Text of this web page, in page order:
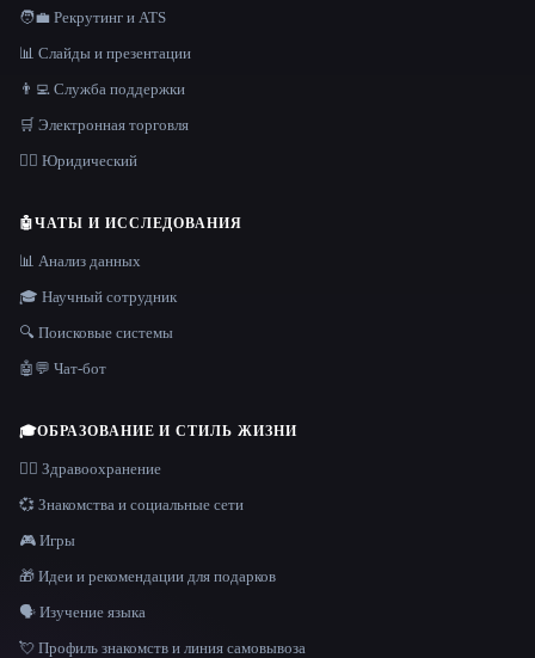
🧑‍💼 Рекрутинг и ATS
📊 Слайды и презентации
👨‍💻 Служба поддержки
🛒 Электронная торговля
👩‍⚖️ Юридический
🤖ЧАТЫ И ИССЛЕДОВАНИЯ
📊 Анализ данных
🎓 Научный сотрудник
🔍 Поисковые системы
🤖💬 Чат-бот
🎓ОБРАЗОВАНИЕ И СТИЛЬ ЖИЗНИ
👩‍⚕️ Здравоохранение
💞 Знакомства и социальные сети
🎮 Игры
🎁 Идеи и рекомендации для подарков
🗣️ Изучение языка
💘 Профиль знакомств и линия самовывоза